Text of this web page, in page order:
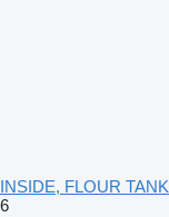
INSIDE, FLOUR
6